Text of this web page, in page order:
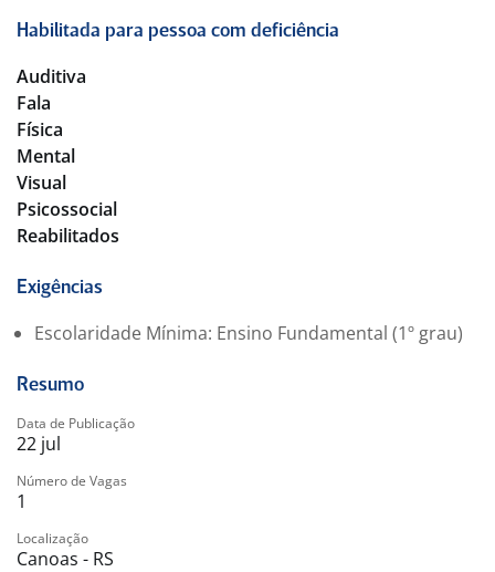
Habilitada para pessoa com deficiência
Auditiva
Fala
Física
Mental
Visual
Psicossocial
Reabilitados
Exigências
Escolaridade Mínima: Ensino Fundamental (1º grau)
Resumo
Data de Publicação
22 jul
Número de Vagas
1
Localização
Canoas - RS